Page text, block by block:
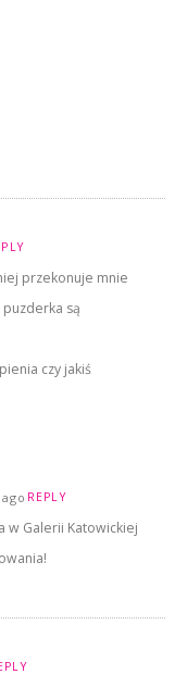
przekonuje mnie
puzderka są
czy jakiś
REPLY
w Galerii Katowickiej